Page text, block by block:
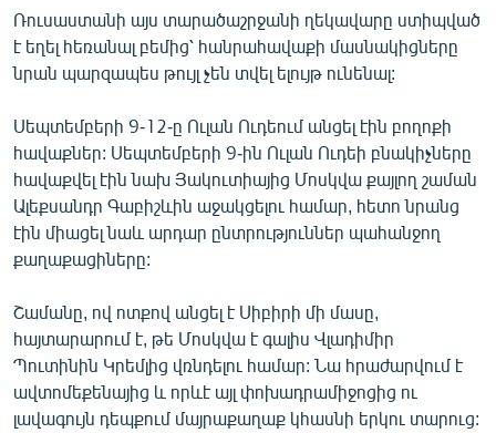
Ռուսաստանի այս տարածաշրջանի ղեկավարը ստիպված
է եղել հեռանալ բեմից՝ հանրահավաքի մասնակիցները
նրան պարզապես թույլ չեն տվել ելույթ ունենալ:
Սեպտեմբերի 9-12-ը Ուլան Ուդեում անցել էին բողոքի
հավաքներ: Սեպտեմբերի 9-ին Ուլան Ուդեի բնակիչները
հավաքվել էին նախ Յակուտիայից Մոսկվա քայլող շաման
Ալեքսանդր Գաբիշևին աջակցելու համար, հետո նրանց
էին միացել նաև արդար ընտրություններ պահանջող
քաղաքացիները:
Շամանը, ով ոտքով անցել է Սիբիրի մի մասը,
հայտարարում է, թե Մոսկվա է գալիս Վլադիմիր
Պուտինին Կրեմլից վռնդելու համար: Նա հրաժարվում է
ավտոմեքենայից և որևէ այլ փոխադրամիջոցից ու
լավագույն դեպքում մայրաքաղաք կհասնի երկու տարուց: